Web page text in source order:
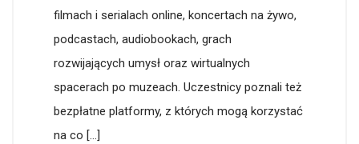
filmach i serialach online, koncertach na żywo,
podcastach, audiobookach, grach
rozwijających umysł oraz wirtualnych
spacerach po muzeach. Uczestnicy poznali też
bezpłatne platformy, z których mogą korzystać
na co […]